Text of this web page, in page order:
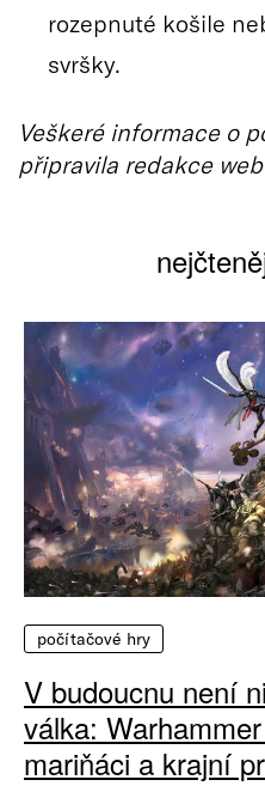
rozepnuté košile
svršky.
Veškeré informace o
připravila redakce
počítačové hry
V budoucnu není
válka:
mariňáci a krajní